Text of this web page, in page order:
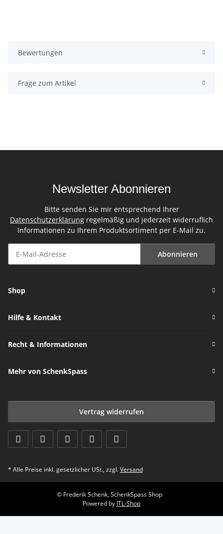
Bewertungen
Frage zum Artikel
Newsletter Abonnieren
Bitte senden Sie mir entsprechend Ihrer
Datenschutzerklärung regelmäßig und jederzeit widerruflich
Informationen zu Ihrem Produktsortiment per E-Mail zu.
Abonnieren
Shop
Hilfe & Kontakt
Recht & Informationen
Mehr von SchenkSpass
Vertrag widerrufen
* Alle Preise inkl. gesetzlicher USt., zzgl.Versand
© Frederik Schenk, SchenkSpass Shop
Powered by JTL-Shop